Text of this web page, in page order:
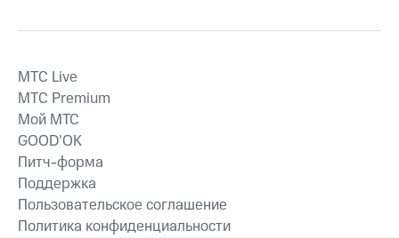
MTС Live
MTС Premium
Мой МТС
GOOD’OK
Питч-форма
Поддержка
Пользовательское соглашение
Политика конфиденциальности